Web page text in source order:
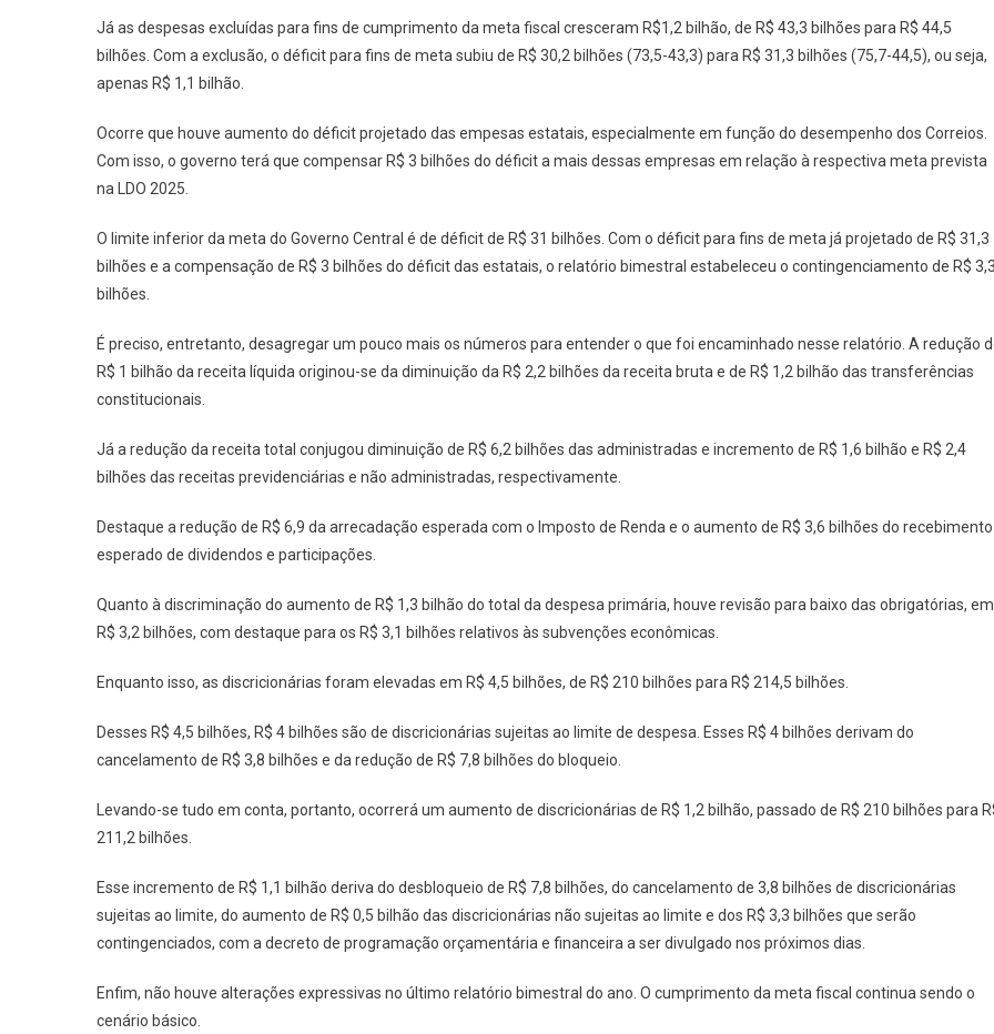
Já as despesas excluídas para fins de cumprimento da meta fiscal cresceram R$1,2 bilhão, de R$ 43,3 bilhões para R$ 44,5
bilhões. Com a exclusão, o déficit para fins de meta subiu de R$ 30,2 bilhões (73,5-43,3) para R$ 31,3 bilhões (75,7-44,5), ou seja,
apenas R$ 1,1 bilhão.
Ocorre que houve aumento do déficit projetado das empesas estatais, especialmente em função do desempenho dos Correios.
Com isso, o governo terá que compensar R$ 3 bilhões do déficit a mais dessas empresas em relação à respectiva meta prevista
na LDO 2025.
O limite inferior da meta do Governo Central é de déficit de R$ 31 bilhões. Com o déficit para fins de meta já projetado de R$ 31,3
bilhões e a compensação de R$ 3 bilhões do déficit das estatais, o relatório bimestral estabeleceu o contingenciamento de R$
bilhões.
É preciso, entretanto, desagregar um pouco mais os números para entender o que foi encaminhado nesse relatório. A redução
R$ 1 bilhão da receita líquida originou-se da diminuição da R$ 2,2 bilhões da receita bruta e de R$ 1,2 bilhão das transferências
constitucionais.
Já a redução da receita total conjugou diminuição de R$ 6,2 bilhões das administradas e incremento de R$ 1,6 bilhão e R$ 2,4
bilhões das receitas previdenciárias e não administradas, respectivamente.
Destaque a redução de R$ 6,9 da arrecadação esperada com o Imposto de Renda e o aumento de R$ 3,6 bilhões do recebimento
esperado de dividendos e participações.
Quanto à discriminação do aumento de R$ 1,3 bilhão do total da despesa primária, houve revisão para baixo das obrigatórias, em
R$ 3,2 bilhões, com destaque para os R$ 3,1 bilhões relativos às subvenções econômicas.
Enquanto isso, as discricionárias foram elevadas em R$ 4,5 bilhões, de R$ 210 bilhões para R$ 214,5 bilhões.
Desses R$ 4,5 bilhões, R$ 4 bilhões são de discricionárias sujeitas ao limite de despesa. Esses R$ 4 bilhões derivam do
cancelamento de R$ 3,8 bilhões e da redução de R$ 7,8 bilhões do bloqueio.
Levando-se tudo em conta, portanto, ocorrerá um aumento de discricionárias de R$ 1,2 bilhão, passado de R$ 210 bilhões para
211,2 bilhões.
Esse incremento de R$ 1,1 bilhão deriva do desbloqueio de R$ 7,8 bilhões, do cancelamento de 3,8 bilhões de discricionárias
sujeitas ao limite, do aumento de R$ 0,5 bilhão das discricionárias não sujeitas ao limite e dos R$ 3,3 bilhões que serão
contingenciados, com a decreto de programação orçamentária e financeira a ser divulgado nos próximos dias.
Enfim, não houve alterações expressivas no último relatório bimestral do ano. O cumprimento da meta fiscal continua sendo o
cenário básico.